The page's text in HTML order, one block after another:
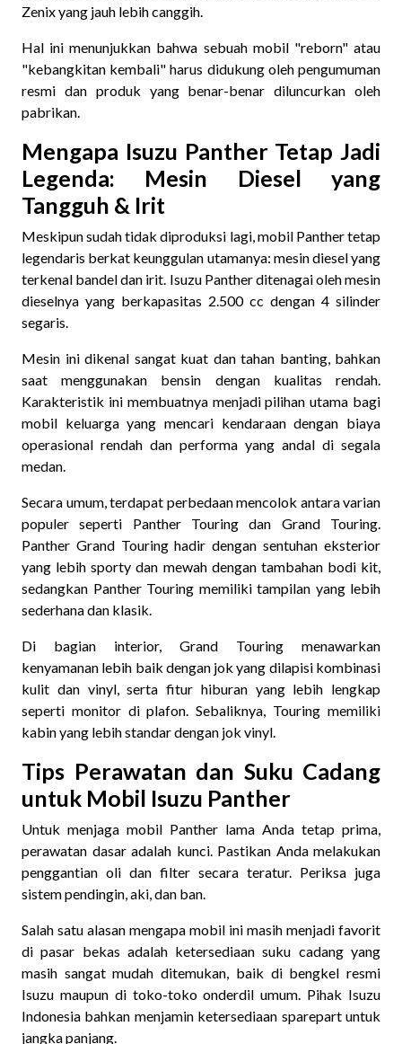
Zenix yang jauh lebih canggih.
Hal ini menunjukkan bahwa sebuah mobil "reborn" atau
"kebangkitan kembali" harus didukung oleh pengumuman
resmi dan produk yang benar-benar diluncurkan oleh
pabrikan.
Mengapa Isuzu Panther Tetap Jadi
Legenda: Mesin Diesel yang
Tangguh & Irit
Meskipun sudah tidak diproduksi lagi, mobil Panther tetap
legendaris berkat keunggulan utamanya: mesin diesel yang
terkenal bandel dan irit. Isuzu Panther ditenagai oleh mesin
dieselnya yang berkapasitas 2.500 cc dengan 4 silinder
segaris.
Mesin ini dikenal sangat kuat dan tahan banting, bahkan
saat menggunakan bensin dengan kualitas rendah.
Karakteristik ini membuatnya menjadi pilihan utama bagi
mobil keluarga yang mencari kendaraan dengan biaya
operasional rendah dan performa yang andal di segala
medan.
Secara umum, terdapat perbedaan mencolok antara varian
populer seperti Panther Touring dan Grand Touring.
Panther Grand Touring hadir dengan sentuhan eksterior
yang lebih sporty dan mewah dengan tambahan bodi kit,
sedangkan Panther Touring memiliki tampilan yang lebih
sederhana dan klasik.
Di bagian interior, Grand Touring menawarkan
kenyamanan lebih baik dengan jok yang dilapisi kombinasi
kulit dan vinyl, serta fitur hiburan yang lebih lengkap
seperti monitor di plafon. Sebaliknya, Touring memiliki
kabin yang lebih standar dengan jok vinyl.
Tips Perawatan dan Suku Cadang
untuk Mobil Isuzu Panther
Untuk menjaga mobil Panther lama Anda tetap prima,
perawatan dasar adalah kunci. Pastikan Anda melakukan
penggantian oli dan filter secara teratur. Periksa juga
sistem pendingin, aki, dan ban.
Salah satu alasan mengapa mobil ini masih menjadi favorit
di pasar bekas adalah ketersediaan suku cadang yang
masih sangat mudah ditemukan, baik di bengkel resmi
Isuzu maupun di toko-toko onderdil umum. Pihak Isuzu
Indonesia bahkan menjamin ketersediaan sparepart untuk
jangka panjang.